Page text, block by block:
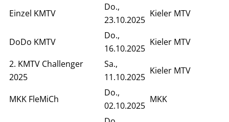
Einzel KMTV
Do.,
23.10.2025
Kieler MTV
DoDo KMTV
Do.,
16.10.2025
Kieler MTV
2. KMTV Challenger
2025
Sa.,
11.10.2025
Kieler MTV
MKK FleMiCh
Do.,
02.10.2025
MKK